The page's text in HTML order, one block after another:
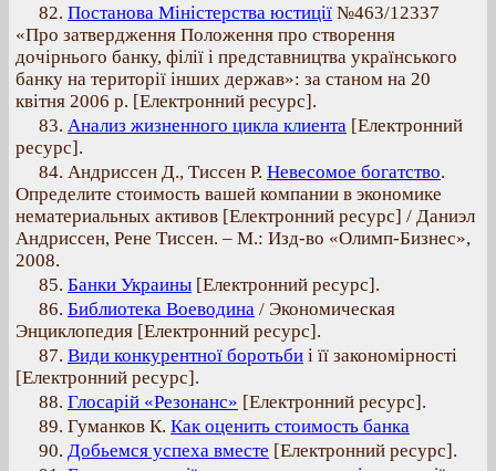
82. Постанова Міністерства юстиції №463/12337
«Про затвердження Положення про створення
дочірнього банку, філії і представництва українського
банку на території інших держав»: за станом на 20
квітня 2006 р. [Електронний ресурс].
83. Анализ жизненного цикла клиента [Електронний
ресурс].
84. Андриссен Д., Тиссен Р. Невесомое богатство.
Определите стоимость вашей компании в экономике
нематериальных активов [Електронний ресурс] / Даниэл
Андриссен, Рене Тиссен. – М.: Изд-во «Олимп-Бизнес»,
2008.
85. Банки Украины [Електронний ресурс].
86. Библиотека Воеводина / Экономическая
Энциклопедия [Електронний ресурс].
87. Види конкурентної боротьби і її закономірності
[Електронний ресурс].
88. Глосарій «Резонанс» [Електронний ресурс].
89. Гуманков К. Как оценить стоимость банка
90. Добьемся успеха вместе [Електронний ресурс].